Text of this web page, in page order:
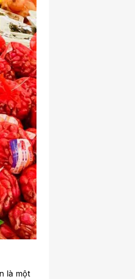
là một